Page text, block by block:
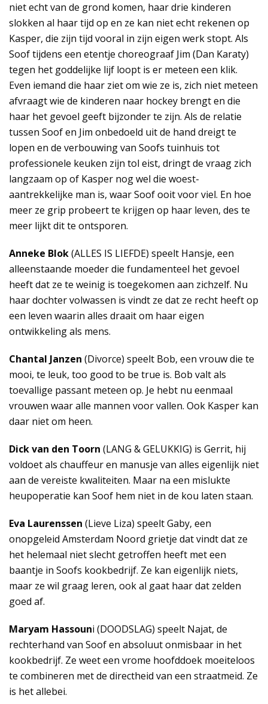
niet echt van de grond komen, haar drie kinderen
slokken al haar tijd op en ze kan niet echt rekenen op
Kasper, die zijn tijd vooral in zijn eigen werk stopt. Als
Soof tijdens een etentje choreograaf Jim (Dan Karaty)
tegen het goddelijke lijf loopt is er meteen een klik.
Even iemand die haar ziet om wie ze is, zich niet meteen
afvraagt wie de kinderen naar hockey brengt en die
haar het gevoel geeft bijzonder te zijn. Als de relatie
tussen Soof en Jim onbedoeld uit de hand dreigt te
lopen en de verbouwing van Soofs tuinhuis tot
professionele keuken zijn tol eist, dringt de vraag zich
langzaam op of Kasper nog wel die woest-
aantrekkelijke man is, waar Soof ooit voor viel. En hoe
meer ze grip probeert te krijgen op haar leven, des te
meer lijkt dit te ontsporen.
Anneke Blok(ALLES IS LIEFDE) speelt Hansje, een
alleenstaande moeder die fundamenteel het gevoel
heeft dat ze te weinig is toegekomen aan zichzelf. Nu
haar dochter volwassen is vindt ze dat ze recht heeft op
een leven waarin alles draait om haar eigen
ontwikkeling als mens.
Chantal Janzen (Divorce) speelt Bob, een vrouw die te
mooi, te leuk, too good to be true is. Bob valt als
toevallige passant meteen op. Je hebt nu eenmaal
vrouwen waar alle mannen voor vallen. Ook Kasper kan
daar niet om heen.
Dick van den Toorn (LANG & GELUKKIG) is Gerrit, hij
voldoet als chauffeur en manusje van alles eigenlijk niet
aan de vereiste kwaliteiten. Maar na een mislukte
heupoperatie kan Soof hem niet in de kou laten staan.
Eva Laurenssen (Lieve Liza) speelt Gaby, een
onopgeleid Amsterdam Noord grietje dat vindt dat ze
het helemaal niet slecht getroffen heeft met een
baantje in Soofs kookbedrijf. Ze kan eigenlijk niets,
maar ze wil graag leren, ook al gaat haar dat zelden
goed af.
Maryam Hassouni (DOODSLAG) speelt Najat, de
rechterhand van Soof en absoluut onmisbaar in het
kookbedrijf. Ze weet een vrome hoofddoek moeiteloos
te combineren met de directheid van een straatmeid. Ze
is het allebei.